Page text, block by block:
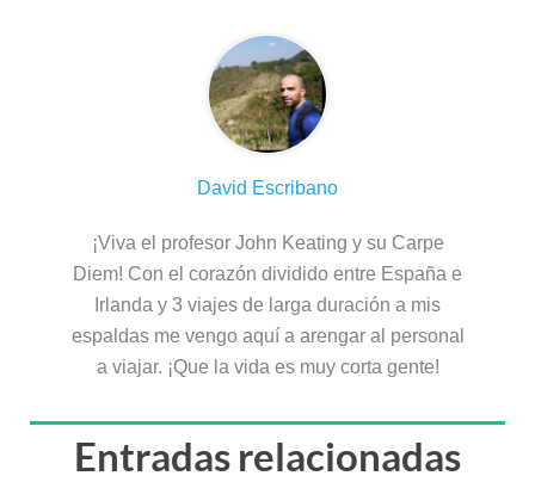
David Escribano
¡Viva el profesor John Keating y su Carpe
Diem! Con el corazón dividido entre España e
Irlanda y 3 viajes de larga duración a mis
espaldas me vengo aquí a arengar al personal
a viajar. ¡Que la vida es muy corta gente!
Entradas relacionadas